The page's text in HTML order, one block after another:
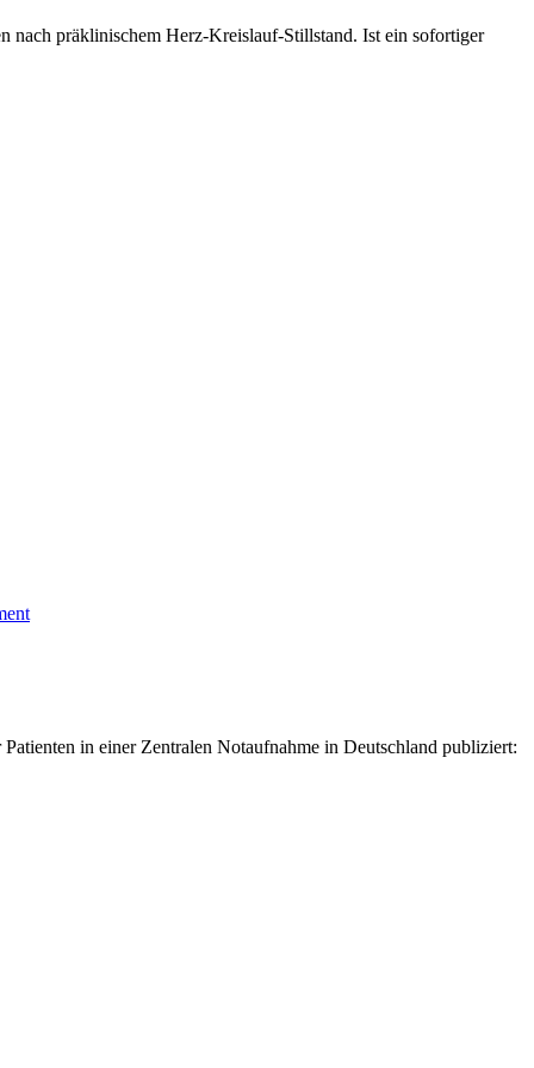
nach präklinischem Herz-Kreislauf-Stillstand. Ist ein sofortiger
in einer Zentralen Notaufnahme in Deutschland publiziert: